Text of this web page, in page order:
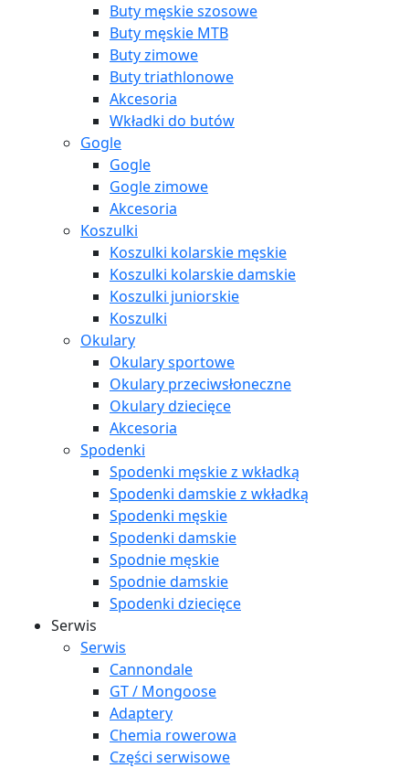
Buty męskie szosowe
Buty męskie MTB
Buty zimowe
Buty triathlonowe
Akcesoria
Wkładki do butów
Gogle
Gogle
Gogle zimowe
Akcesoria
Koszulki
Koszulki kolarskie męskie
Koszulki kolarskie damskie
Koszulki juniorskie
Koszulki
Okulary
Okulary sportowe
Okulary przeciwsłoneczne
Okulary dziecięce
Akcesoria
Spodenki
Spodenki męskie z wkładką
Spodenki damskie z wkładką
Spodenki męskie
Spodenki damskie
Spodnie męskie
Spodnie damskie
Spodenki dziecięce
Serwis
Serwis
Cannondale
GT / Mongoose
Adaptery
Chemia rowerowa
Części serwisowe